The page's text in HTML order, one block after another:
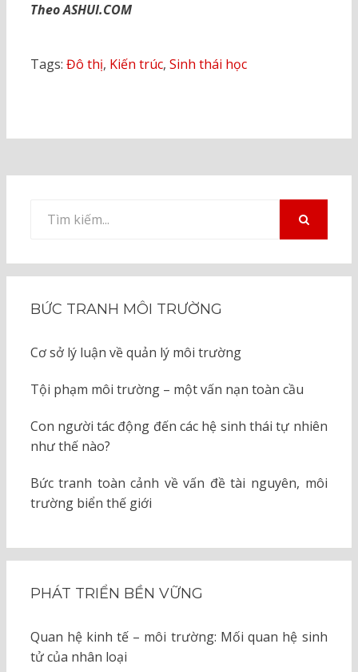
Theo ASHUI.COM
Tags: Đô thị, Kiến trúc, Sinh thái học
kiếm
BỨC TRANH MÔI TRƯỜNG
Cơ sở lý luận về quản lý môi trường
Tội phạm môi trường – một vấn nạn toàn cầu
Con người tác động đến các hệ sinh thái tự nhiên
như thế nào?
Bức tranh toàn cảnh về vấn đề tài nguyên, môi
trường biển thế giới
PHÁT TRIỂN BỀN VỮNG
Quan hệ kinh tế – môi trường: Mối quan hệ sinh
tử của nhân loại